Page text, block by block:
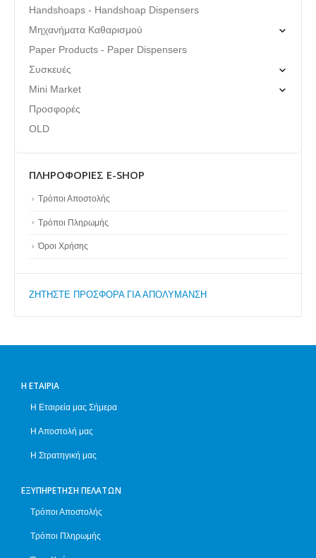
Handshoaps - Handshoap Dispensers
Μηχανήματα Καθαρισμού
Paper Products - Paper Dispensers
Συσκευές
Mini Market
Προσφορές
OLD
ΠΛΗΡΟΦΟΡΊΕΣ E-SHOP
Τρόποι Αποστολής
Τρόποι Πληρωμής
Όροι Χρήσης
ZΗΤΗΣΤΕ ΠΡΟΣΦΟΡΑ ΓΙΑ ΑΠΟΛΥΜΑΝΣΗ
Η ΕΤΑΙΡΊΑ
Η Εταιρεία μας Σήμερα
Η Αποστολή μας
Η Στρατηγική μας
ΕΞΥΠΗΡΈΤΗΣΗ ΠΕΛΑΤΏΝ
Τρόποι Αποστολής
Τρόποι Πληρωμής